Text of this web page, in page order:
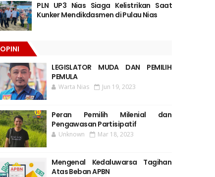
PLN UP3 Nias Siaga Kelistrikan Saat
Kunker Mendikdasmen di Pulau Nias
OPINI
LEGISLATOR MUDA DAN PEMILIH
PEMULA
Warta Nias Jun 19, 2023
Peran Pemilih Milenial dan
Pengawasan Partisipatif
Unknown Mar 18, 2023
Mengenal Kedaluwarsa Tagihan
Atas Beban APBN